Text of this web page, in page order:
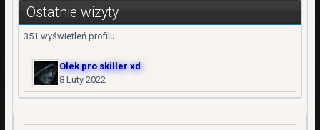
Ostatnie wizyty
351 wyświetleń profilu
Olek pro skiller xd
8 Luty 2022